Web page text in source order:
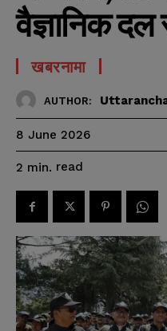
वैज्ञानिक दल
खबरनामा
AUTHOR:
8 June 2026
2 min. read